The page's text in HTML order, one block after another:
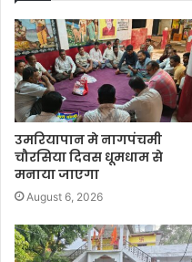
उमरियापान मे नागपंचमी
चौरसिया दिवस धूमधाम से
मनाया जाएगा
August 6, 2026